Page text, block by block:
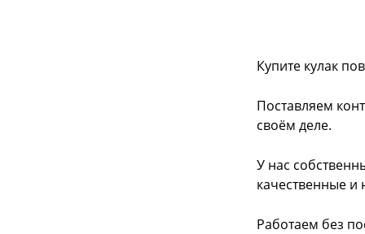
Купите кулак
Поставляем
своём деле.
У нас
качественные и
Работаем без